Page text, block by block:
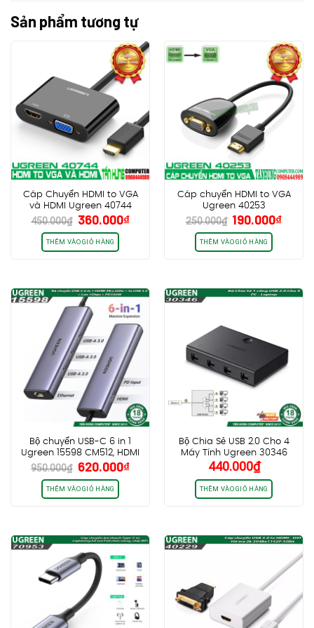
Sản phẩm tương tự
Cáp Chuyển HDMI to VGA
và HDMI Ugreen 40744
450.000₫ Giá
gốc
là:
450.000₫.
360.000₫Giá
THÊM VÀO GIỎ HÀNG
Cáp chuyển HDMI to VGA
Ugreen 40253
250.000₫ Giá
gốc
là:
250.000₫.
190.000₫Giá
THÊM VÀO GIỎ HÀNG
Bộ chuyển USB-C 6 in 1
Ugreen 15598 CM512, HDMI
4K@30Hz + 3x USB 3.0 +
Lan 1Gbps + PD100W
950.000₫ Giá
gốc
là:
950.000₫.
620.000₫Giá
THÊM VÀO GIỎ HÀNG
Bộ Chia Sẻ USB 2.0 Cho 4
Máy Tính Ugreen 30346
440.000₫
THÊM VÀO GIỎ HÀNG